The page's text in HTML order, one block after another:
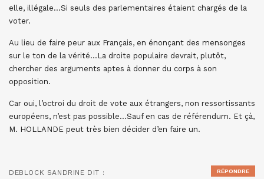
elle, illégale…Si seuls des parlementaires étaient chargés de la
voter.
Au lieu de faire peur aux Français, en énonçant des mensonges
sur le ton de la vérité…La droite populaire devrait, plutôt,
chercher des arguments aptes à donner du corps à son
opposition.
Car oui, l’octroi du droit de vote aux étrangers, non ressortissants
européens, n’est pas possible…Sauf en cas de référendum. Et çà,
M. HOLLANDE peut très bien décider d’en faire un.
DEBLOCK SANDRINE DIT :
RÉPONDRE